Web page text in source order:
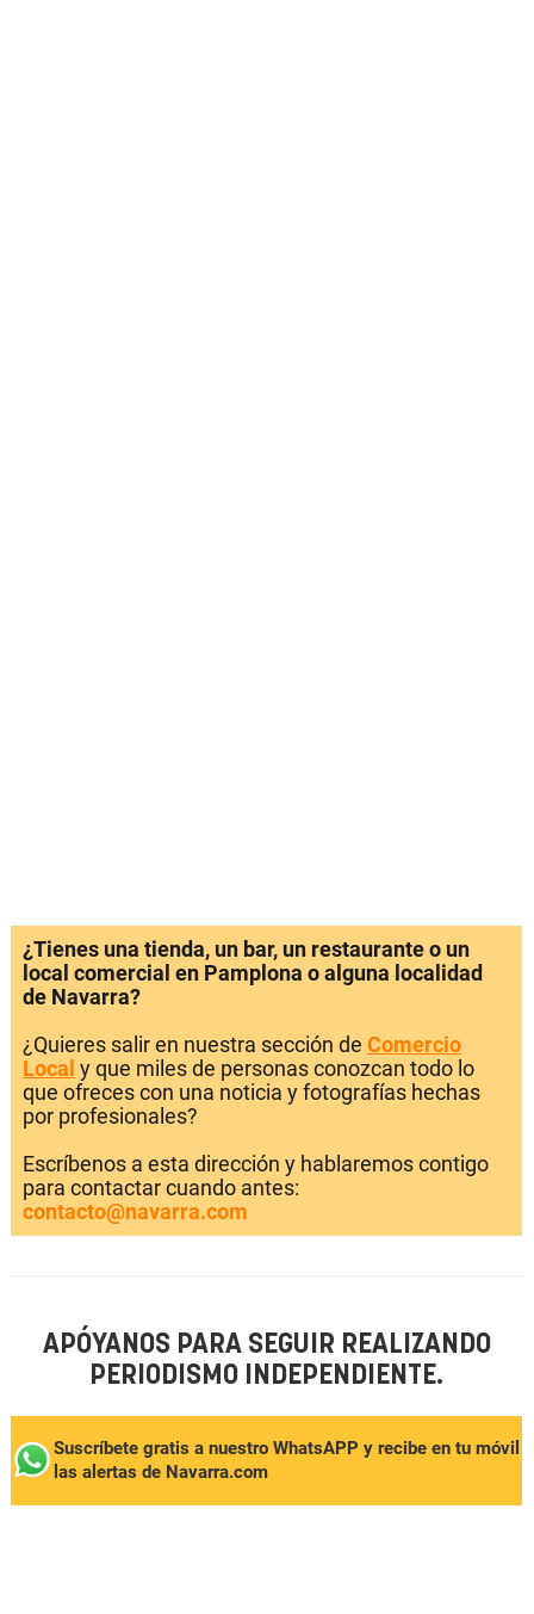
¿Tienes una tienda, un bar, un restaurante o un
local comercial en Pamplona o alguna localidad
de Navarra?
¿Quieres salir en nuestra sección de Comercio
Local y que miles de personas conozcan todo lo
que ofreces con una noticia y fotografías hechas
por profesionales?
Escríbenos a esta dirección y hablaremos contigo
para contactar cuando antes:
contacto@navarra.com
APÓYANOS PARA SEGUIR REALIZANDO
PERIODISMO INDEPENDIENTE.
Suscríbete gratis a nuestro WhatsAPP y recibe en tu móvil
las alertas de Navarra.com